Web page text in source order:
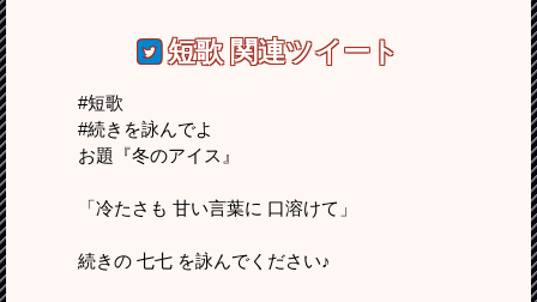
短歌関連ツイート
#短歌
#続きを詠んでよ
お題『冬のアイス』
「冷たさも 甘い言葉に 口溶けて」
続きの 七七 を詠んでください♪